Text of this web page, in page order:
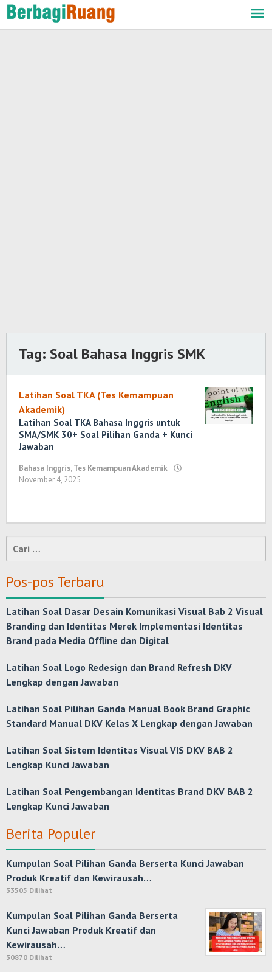
Lewati
ke
Tag: Soal Bahasa Inggris SMK
Latihan Soal TKA (Tes Kemampuan
Akademik)
Latihan Soal TKA Bahasa Inggris untuk
SMA/SMK 30+ Soal Pilihan Ganda + Kunci
Jawaban
Bahasa Inggris,Tes Kemampuan Akademik
November 4, 2025
Cari
untuk:
Pos-pos Terbaru
Latihan Soal Dasar Desain Komunikasi Visual Bab 2 Visual
Branding dan Identitas Merek Implementasi Identitas
Brand pada Media Offline dan Digital
Latihan Soal Logo Redesign dan Brand Refresh DKV
Lengkap dengan Jawaban
Latihan Soal Pilihan Ganda Manual Book Brand Graphic
Standard Manual DKV Kelas X Lengkap dengan Jawaban
Latihan Soal Sistem Identitas Visual VIS DKV BAB 2
Lengkap Kunci Jawaban
Latihan Soal Pengembangan Identitas Brand DKV BAB 2
Lengkap Kunci Jawaban
Berita Populer
Kumpulan Soal Pilihan Ganda Berserta Kunci Jawaban
Produk Kreatif dan Kewirausah…
33505 Dilihat
Kumpulan Soal Pilihan Ganda Berserta
Kunci Jawaban Produk Kreatif dan
Kewirausah…
30870 Dilihat